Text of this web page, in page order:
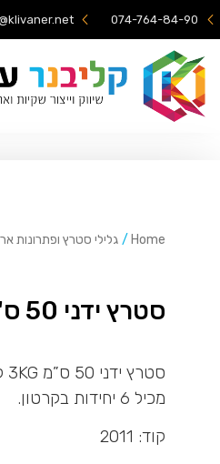
074-764-84-90
Home
/ גלילי סטרץ ופתרונות
סטרץ ידני 50 ס"מ 3KG לגליל
מכיל 6 יחידות בקרטון.
קוד: 2011